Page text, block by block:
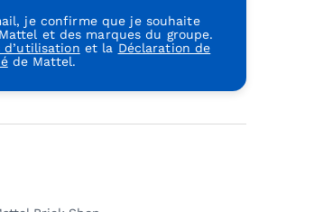
je confirme que je souhaite
et des marques du groupe.
d’utilisation et la Déclaration de
de Mattel.